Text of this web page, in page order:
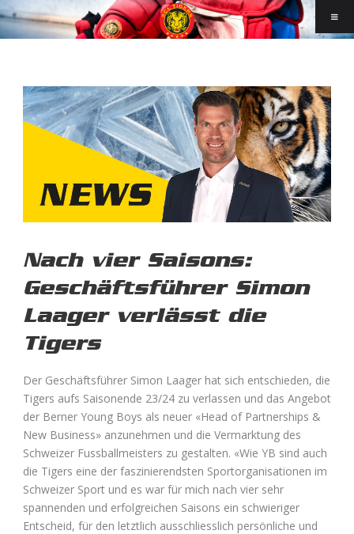
Nach vier Saisons:
Geschäftsführer Simon
Laager verlässt die
Tigers
Der Geschäftsführer Simon Laager hat sich entschieden, die
Tigers aufs Saisonende 23/24 zu verlassen und das Angebot
der Berner Young Boys als neuer «Head of Partnerships &
New Business» anzunehmen und die Vermarktung des
Schweizer Fussballmeisters zu gestalten. «Wie YB sind auch
die Tigers eine der faszinierendsten Sportorganisationen im
Schweizer Sport und es war für mich nach vier sehr
spannenden und erfolgreichen Saisons ein schwieriger
Entscheid, für den letztlich ausschliesslich persönliche und